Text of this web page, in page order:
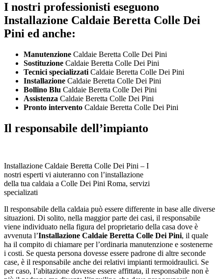
I nostri professionisti eseguono
Installazione Caldaie Beretta Colle Dei
Pini ed anche:
Manutenzione Caldaie Beretta Colle Dei Pini
Sostituzione Caldaie Beretta Colle Dei Pini
Tecnici specializzati Caldaie Beretta Colle Dei Pini
Installazione Caldaie Beretta Colle Dei Pini
Bollino Blu Caldaie Beretta Colle Dei Pini
Assistenza Caldaie Beretta Colle Dei Pini
Pronto intervento Caldaie Beretta Colle Dei Pini
Il responsabile dell’impianto
Installazione Caldaie Beretta Colle Dei Pini – I
nostri esperti vi aiuteranno con l’installazione
della tua caldaia a Colle Dei Pini Roma, servizi
specializati
Il responsabile della caldaia può essere differente in base alle diverse
situazioni. Di solito, nella maggior parte dei casi, il responsabile
viene individuato nella figura del proprietario della casa dove è
avvenuta l’Installazione Caldaie Beretta Colle Dei Pini, il quale
ha il compito di chiamare per l’ordinaria manutenzione e sostenerne
i costi. Se questa persona dovesse essere padrone di altre seconde
case, è il responsabile anche dei relativi impianti termoidraulici. Se
per caso, l’abitazione dovesse essere affittata, il responsabile non è